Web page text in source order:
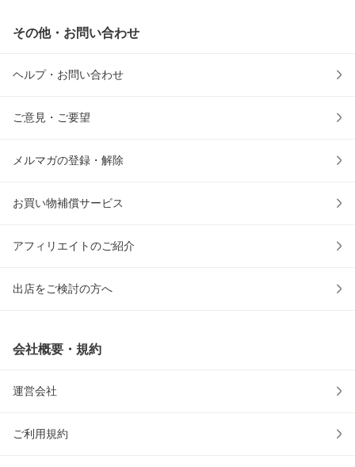
その他・お問い合わせ
ヘルプ・お問い合わせ
ご意見・ご要望
メルマガの登録・解除
お買い物補償サービス
アフィリエイトのご紹介
出店をご検討の方へ
会社概要・規約
運営会社
ご利用規約